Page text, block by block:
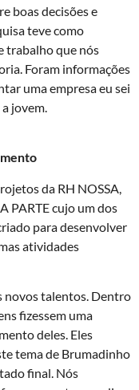
boas decisões e
teve como
trabalho que nós
Foram informações
uma empresa eu sei
a jovem.
da RH NOSSA,
PARTE cujo um dos
para desenvolver
atividades
novos talentos. Dentro
fizessem uma
deles. Eles
tema de Brumadinho
final. Nós